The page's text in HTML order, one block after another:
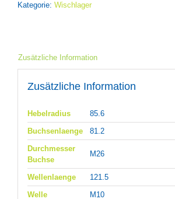
Kategorie: Wischlager
Zusätzliche Information
Zusätzliche Information
Hebelradius
85.6
Buchsenlaenge
81.2
Durchmesser
Buchse
M26
Wellenlaenge
121.5
Welle
M10